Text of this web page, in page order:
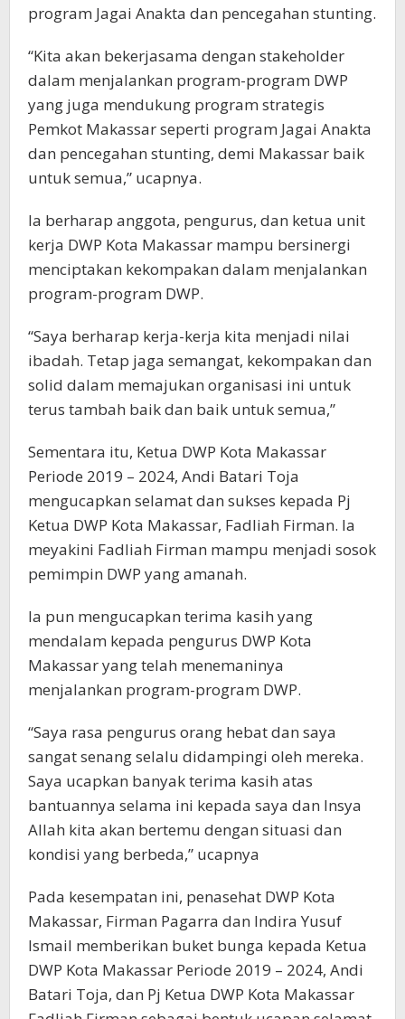
program Jagai Anakta dan pencegahan stunting.
“Kita akan bekerjasama dengan stakeholder
dalam menjalankan program-program DWP
yang juga mendukung program strategis
Pemkot Makassar seperti program Jagai Anakta
dan pencegahan stunting, demi Makassar baik
untuk semua,” ucapnya.
Ia berharap anggota, pengurus, dan ketua unit
kerja DWP Kota Makassar mampu bersinergi
menciptakan kekompakan dalam menjalankan
program-program DWP.
“Saya berharap kerja-kerja kita menjadi nilai
ibadah. Tetap jaga semangat, kekompakan dan
solid dalam memajukan organisasi ini untuk
terus tambah baik dan baik untuk semua,”
Sementara itu, Ketua DWP Kota Makassar
Periode 2019 – 2024, Andi Batari Toja
mengucapkan selamat dan sukses kepada Pj
Ketua DWP Kota Makassar, Fadliah Firman. Ia
meyakini Fadliah Firman mampu menjadi sosok
pemimpin DWP yang amanah.
Ia pun mengucapkan terima kasih yang
mendalam kepada pengurus DWP Kota
Makassar yang telah menemaninya
menjalankan program-program DWP.
“Saya rasa pengurus orang hebat dan saya
sangat senang selalu didampingi oleh mereka.
Saya ucapkan banyak terima kasih atas
bantuannya selama ini kepada saya dan Insya
Allah kita akan bertemu dengan situasi dan
kondisi yang berbeda,” ucapnya
Pada kesempatan ini, penasehat DWP Kota
Makassar, Firman Pagarra dan Indira Yusuf
Ismail memberikan buket bunga kepada Ketua
DWP Kota Makassar Periode 2019 – 2024, Andi
Batari Toja, dan Pj Ketua DWP Kota Makassar